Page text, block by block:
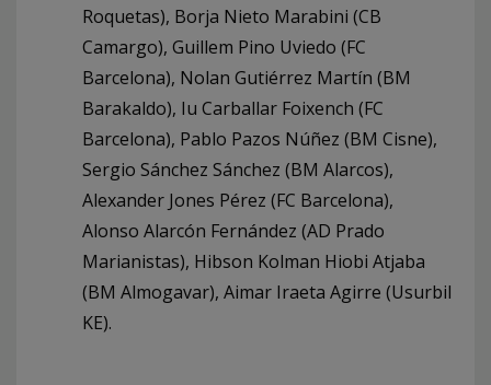
Roquetas), Borja Nieto Marabini (CB
Camargo), Guillem Pino Uviedo (FC
Barcelona), Nolan Gutiérrez Martín (BM
Barakaldo), Iu Carballar Foixench (FC
Barcelona), Pablo Pazos Núñez (BM Cisne),
Sergio Sánchez Sánchez (BM Alarcos),
Alexander Jones Pérez (FC Barcelona),
Alonso Alarcón Fernández (AD Prado
Marianistas), Hibson Kolman Hiobi Atjaba
(BM Almogavar), Aimar Iraeta Agirre (Usurbil
KE).